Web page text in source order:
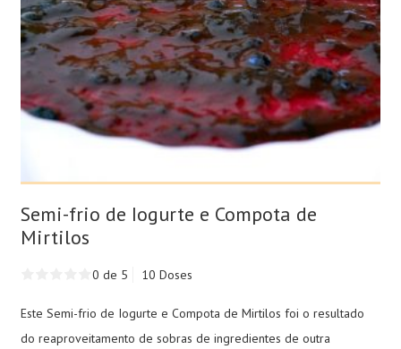
Semi-frio de Iogurte e Compota de
Mirtilos
0 de 5 10 Doses
Este Semi-frio de Iogurte e Compota de Mirtilos foi o resultado
do reaproveitamento de sobras de ingredientes de outra